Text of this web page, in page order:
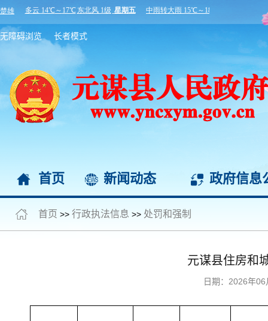
无障碍浏览 长者模式
首页 新闻动态 政府信息
首页 >> 行政执法信息 >> 处罚和强制
元谋县住房和
日期：2026年